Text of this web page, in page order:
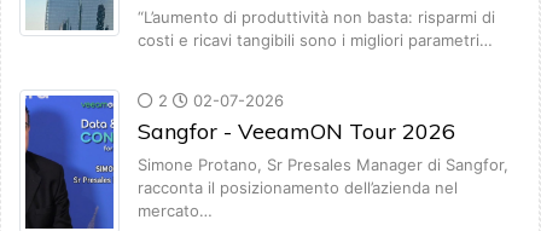
“L’aumento di produttività non basta: risparmi di
costi e ricavi tangibili sono i migliori parametri…
2 02-07-2026
Sangfor - VeeamON Tour 2026
Simone Protano, Sr Presales Manager di Sangfor,
racconta il posizionamento dell’azienda nel
mercato…